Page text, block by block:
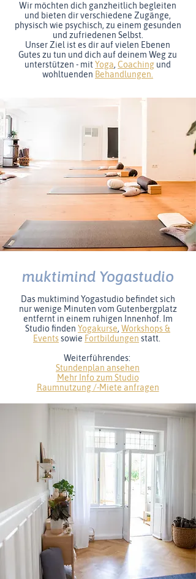
Wir möchten dich ganzheitlich begleiten
und bieten dir verschiedene Zugänge,
physisch wie psychisch, zu einem gesunden
und zufriedenen Selbst.
Unser Ziel ist es dir auf vielen Ebenen
Gutes zu tun und dich auf deinem Weg zu
unterstützen - mit Yoga, Coaching und
wohltuenden Behandlungen.
muktimind Yogastudio
Das muktimind Yogastudio befindet sich
nur wenige Minuten vom Gutenbergplatz
entfernt in einem ruhigen Innenhof. Im
Studio finden Yogakurse, Workshops &
Eventssowie Fortbildungen statt.
Weiterführendes:
Stundenplan ansehen
Mehr Info zum Studio
Raumnutzung /-Miete anfragen